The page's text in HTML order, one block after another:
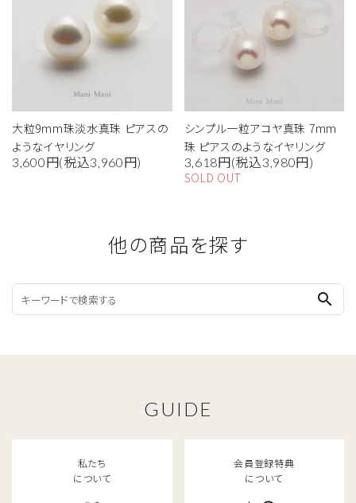
大粒9mm珠淡水真珠 ピアスの
ようなイヤリング
3,600円(税込3,960円)
シンプル一粒アコヤ真珠 7mm
珠 ピアスのようなイヤリング
3,618円(税込3,980円)
SOLD OUT
他の商品を探す
search
GUIDE
私たち
について
会員登録特典
について